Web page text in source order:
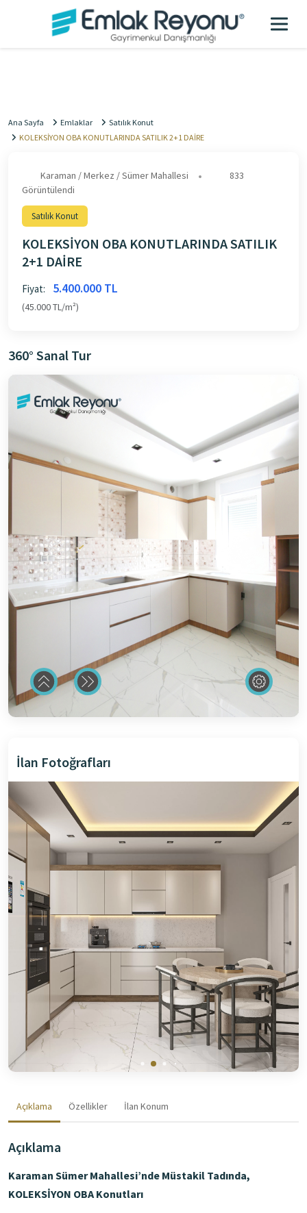
Ana Sayfa Emlaklar
Satılık Konut
KOLEKSİYON OBA KONUTLARINDA SATILIK 2+1 DAİRE
Karaman / Merkez / Sümer Mahallesi
833
Görüntülendi
Satılık Konut
KOLEKSİYON OBA KONUTLARINDA SATILIK
2+1 DAİRE
Fiyat: 5.400.000 TL
(45.000 TL/m²)
360° Sanal Tur
İlan Fotoğrafları
Açıklama Özellikler İlan Konum
Açıklama
Karaman Sümer Mahallesi’nde Müstakil Tadında,
KOLEKSİYON OBA Konutları